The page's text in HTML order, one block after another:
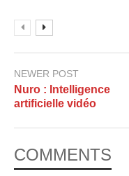
NEWER POST
Nuro : Intelligence
artificielle vidéo
COMMENTS